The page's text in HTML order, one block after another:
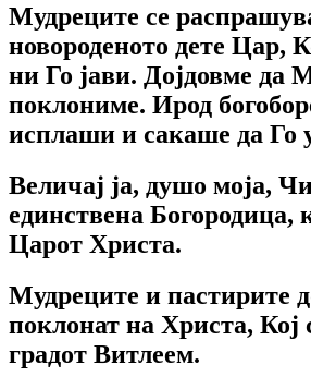
Мудреците се
новороденото дете Цар,
ни Го јави. Дојдовме да
поклониме. Ирод
исплаши и сакаше да Го
Величај ја, душо моја,
единствена Богородица,
Царот Христа.
Мудреците и пастирите
поклонат на Христа, Кој
градот Витлеем.